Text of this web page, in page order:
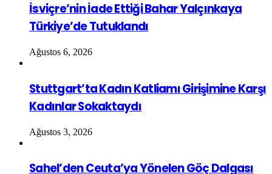
İsviçre’nin İade Ettiği Bahar Yalçınkaya
Türkiye’de Tutuklandı
Ağustos 6, 2026
Stuttgart’ta Kadın Katliamı Girişimine Karşı
Kadınlar Sokaktaydı
Ağustos 3, 2026
Sahel’den Ceuta’ya Yönelen Göç Dalgası